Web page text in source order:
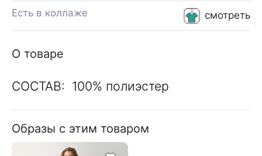
смотреть
Есть в коллаже
О товаре
СОСТАВ: 100% полиэстер
Образы с этим товаром